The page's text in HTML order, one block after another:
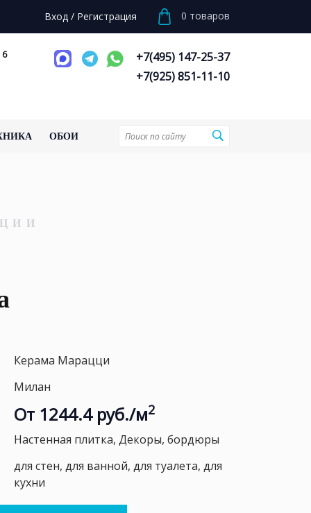
Вход / Регистрация 0 товаров
6
+7(495) 147-25-37
+7(925) 851-11-10
ОБОИ
Керама Марацци
Милан
От 1244.4 руб./м2
Настенная плитка, Декоры, бордюры
для стен, для ванной, для туалета, для
кухни